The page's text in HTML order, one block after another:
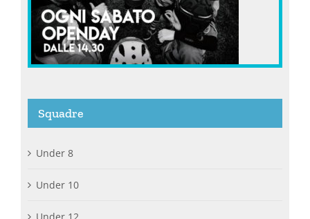
Squadre
Under 8
Under 10
Under 12